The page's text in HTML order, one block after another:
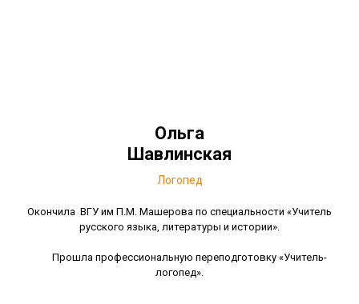
Ольга
Шавлинская
Логопед
Окончила ВГУ им П.М. Машерова по специальности «Учитель
русского языка, литературы и истории».
Прошла профессиональную переподготовку «Учитель-
логопед».